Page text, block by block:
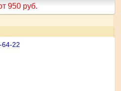
950 руб.